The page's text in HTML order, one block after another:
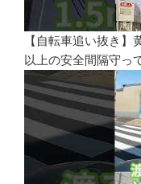
【自転車追い抜き
以上の安全間隔守っ